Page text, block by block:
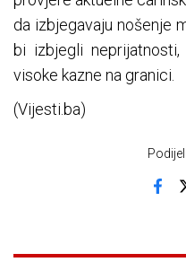
da izbjegavaju nošenje
bi izbjegli
visoke kazne na granici.
(Vijesti.ba)